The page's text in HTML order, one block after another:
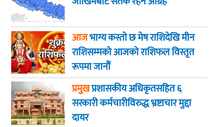
आजभाग्य कस्ताे छ मेष राशिदेखि मीन
राशिसम्मको आजको राशिफल विस्तृत
रूपमा जानौं
प्रमुखप्रशासकीय अधिकृतसहित ६
सरकारी कर्मचारीविरुद्ध भ्रष्टाचार मुद्दा
दायर